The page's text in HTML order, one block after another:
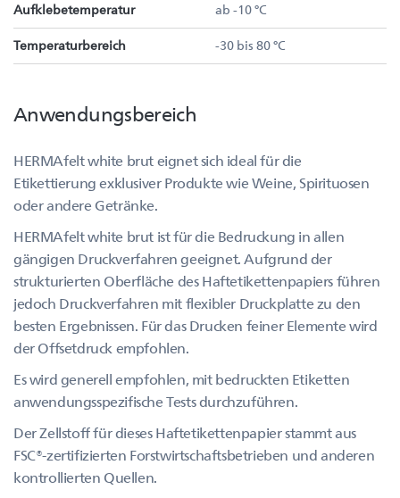
Aufklebetemperatur ab -10 °C
Temperaturbereich -30 bis 80 °C
Anwendungsbereich
HERMAfelt white brut eignet sich ideal für die
Etikettierung exklusiver Produkte wie Weine, Spirituosen
oder andere Getränke.
HERMAfelt white brut ist für die Bedruckung in allen
gängigen Druckverfahren geeignet. Aufgrund der
strukturierten Oberfläche des Haftetikettenpapiers führen
jedoch Druckverfahren mit flexibler Druckplatte zu den
besten Ergebnissen. Für das Drucken feiner Elemente wird
der Offsetdruck empfohlen.
Es wird generell empfohlen, mit bedruckten Etiketten
anwendungsspezifische Tests durchzuführen.
Der Zellstoff für dieses Haftetikettenpapier stammt aus
FSC®-zertifizierten Forstwirtschaftsbetrieben und anderen
kontrollierten Quellen.